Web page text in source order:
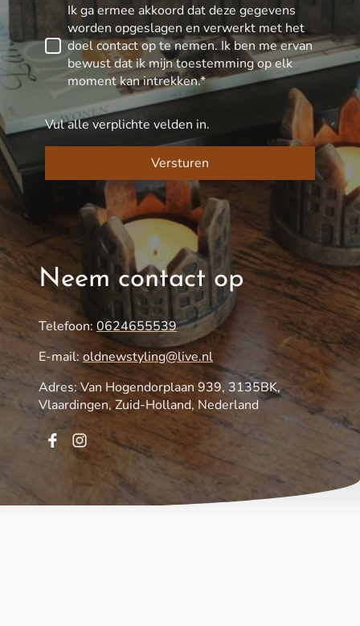
Ik ga ermee akkoord dat deze gegevens
worden opgeslagen en verwerkt met het
doel contact op te nemen. Ik ben me ervan
bewust dat ik mijn toestemming op elk
moment kan intrekken.*
Vul alle verplichte velden in.
Versturen
Neem contact op
Telefoon: 0624655539
E-mail: oldnewstyling@live.nl
Adres: Van Hogendorplaan 939, 3135BK,
Vlaardingen, Zuid-Holland, Nederland